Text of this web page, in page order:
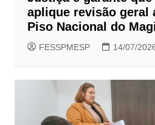
aplique revisão geral
Piso Nacional do
FESSPMESP 14/07/